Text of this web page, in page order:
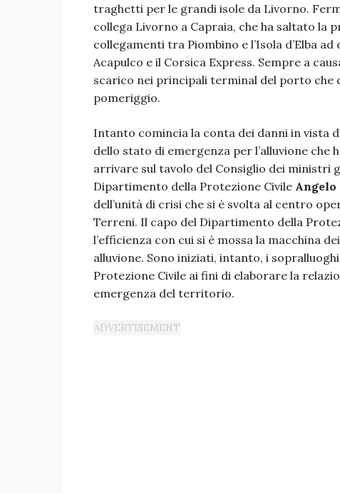
traghetti per le grandi isole da Livorno.
collega Livorno a Capraia, che ha saltato la
collegamenti tra Piombino e l’Isola d’Elba
Acapulco e il Corsica Express. Sempre a
scarico nei principali terminal del porto
pomeriggio.
Intanto comincia la conta dei danni in vista
dello stato di emergenza per l’alluvione
arrivare sul tavolo del Consiglio dei ministri
Dipartimento della Protezione Civile
dell’unità di crisi che si è svolta al centro
Terreni. Il capo del Dipartimento della
l’efficienza con cui si è mossa la macchina
alluvione. Sono iniziati, intanto, i
Protezione Civile ai fini di elaborare la
emergenza del territorio.